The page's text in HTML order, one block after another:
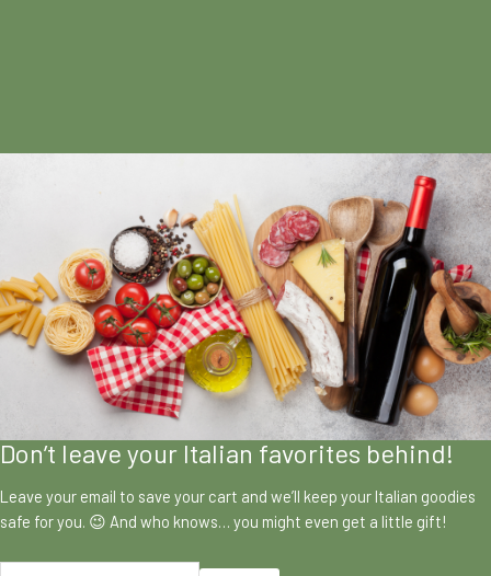
Don’t leave your Italian favorites behind!
Leave your email to save your cart and we’ll keep your Italian goodies
safe for you. 😉 And who knows… you might even get a little gift!